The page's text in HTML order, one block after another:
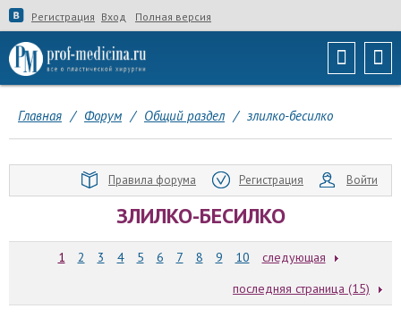
Регистрация Вход Полная версия
Главная / Форум / Общий раздел / злилко-бесилко
Правила форума Регистрация Войти
ЗЛИЛКО-БЕСИЛКО
1 2 3 4 5 6 7 8 9 10
следующая
последняя страница (15)